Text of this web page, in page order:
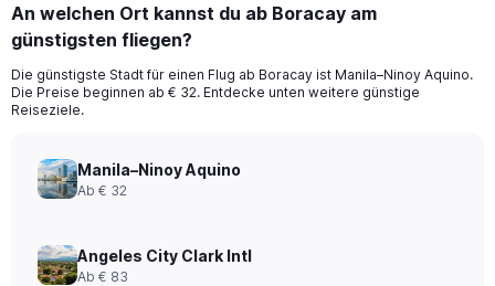
An welchen Ort kannst du ab Boracay am
günstigsten fliegen?
Die günstigste Stadt für einen Flug ab Boracay ist Manila–Ninoy Aquino.
Die Preise beginnen ab € 32. Entdecke unten weitere günstige
Reiseziele.
Manila–Ninoy Aquino
Ab € 32
Angeles City Clark Intl
Ab € 83